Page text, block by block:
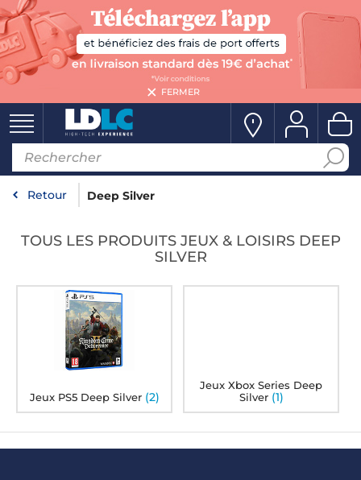
FERMER
Retour Deep Silver
TOUS LES PRODUITS JEUX & LOISIRS DEEP
SILVER
Jeux PS5 Deep Silver (2)
Jeux Xbox Series Deep
Silver (1)